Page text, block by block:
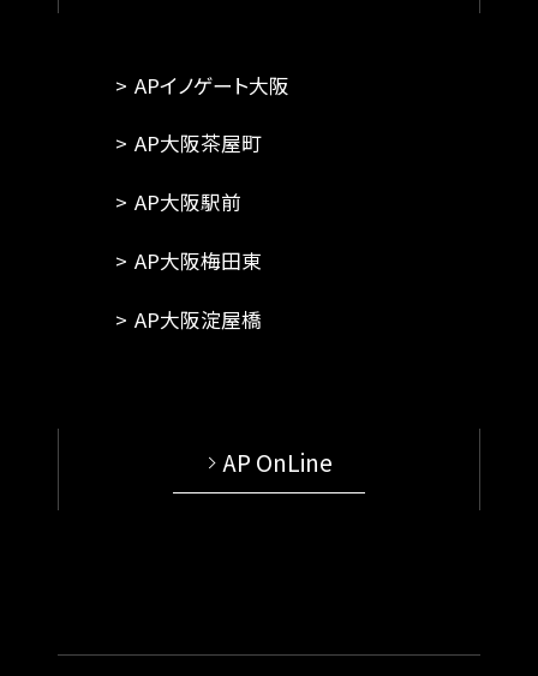
APイノゲート大阪
AP大阪茶屋町
AP大阪駅前
AP大阪梅田東
AP大阪淀屋橋
AP OnLine